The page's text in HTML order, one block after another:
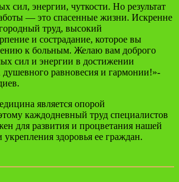
сил, энергии, чуткости. Но результат
— это спасенные жизни. Искренне
труд, высокий
и сострадание, которое вы
к больным. Желаю вам доброго
сил и энергии в достижении
равновесия и гармонии!»-
является опорой
каждодневный труд специалистов
для развития и процветания нашей
здоровья ее граждан.